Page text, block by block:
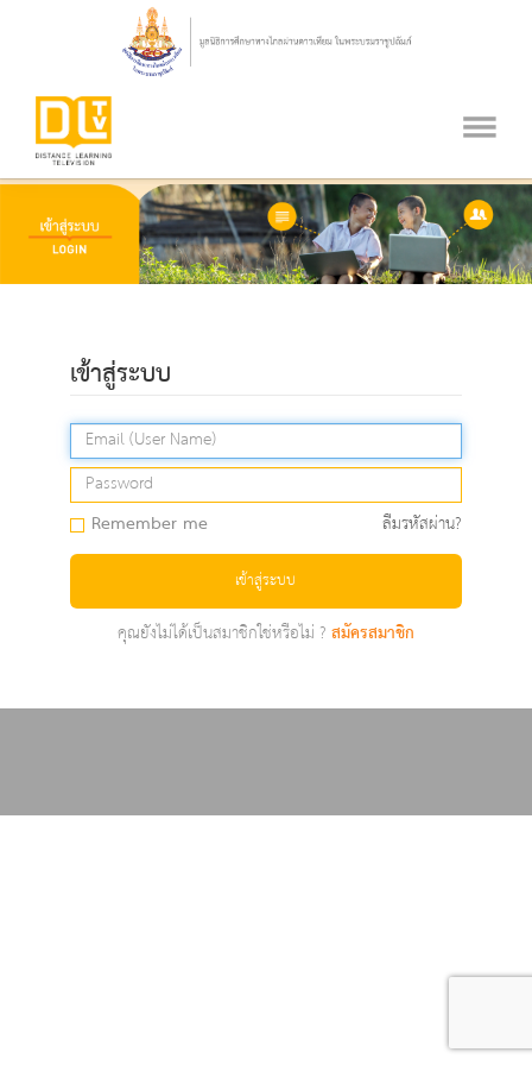
เข้าสู่ระบบ
Remember me ลืมรหัสผ่าน?
เข้าสู่ระบบ
คุณยังไม่ได้เป็นสมาชิกใช่หรือไม่ ?สมัครสมาชิก